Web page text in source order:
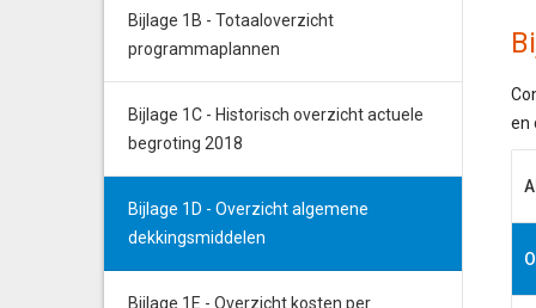
en
Bijlage 1B - Totaaloverzicht
programmaplannen
Bijlage 1C - Historisch overzicht actuele
begroting 2018
Bijlage 1D - Overzicht algemene
dekkingsmiddelen
Bijlage 1E - Overzicht kosten per